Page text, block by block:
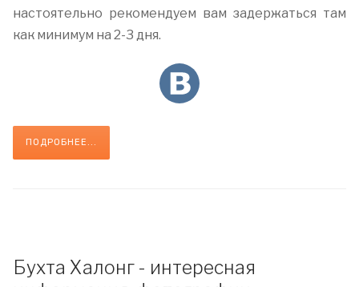
настоятельно рекомендуем вам задержаться там
как минимум на 2-3 дня.
ПОДРОБНЕЕ...
Бухта Халонг - интересная